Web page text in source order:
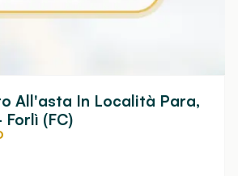
All'asta In Località Para,
(FC)